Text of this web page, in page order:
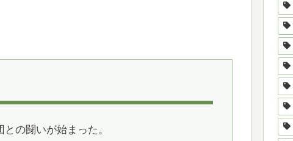
の闘いが始まった。